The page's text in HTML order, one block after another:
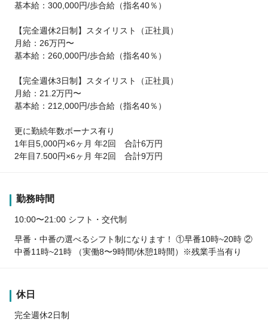
基本給：300,000円/歩合給（指名40％）
【完全週休2日制】スタイリスト（正社員）
月給：26万円〜
基本給：260,000円/歩合給（指名40％）
【完全週休3日制】スタイリスト（正社員）
月給：21.2万円〜
基本給：212,000円/歩合給（指名40％）
更に勤続年数ボーナス有り
1年目5,000円×6ヶ月 年2回 合計6万円
2年目7.500円×6ヶ月 年2回 合計9万円
勤務時間
10:00〜21:00 シフト・交代制
早番・中番の選べるシフト制になります！ ①早番10時~20時 ②
中番11時~21時 （実働8〜9時間/休憩1時間）※残業手当有り
休日
完全週休2日制